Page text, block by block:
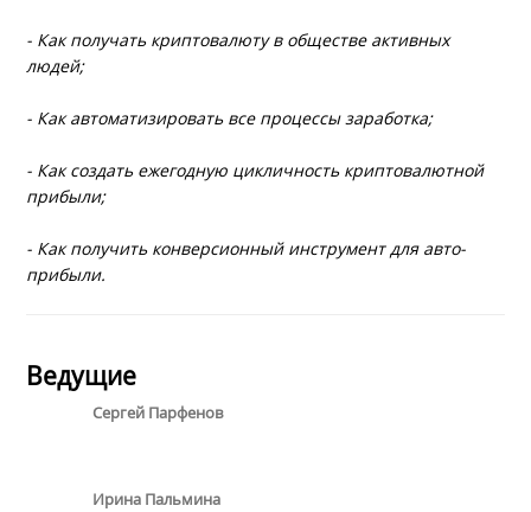
- Как получать криптовалюту в обществе активных
людей;
- Как автоматизировать все процессы заработка;
- Как создать ежегодную цикличность криптовалютной
прибыли;
- Как получить конверсионный инструмент для авто-
прибыли.
Ведущие
Сергей Парфенов
Ирина Пальмина